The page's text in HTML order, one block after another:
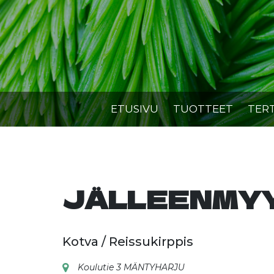
Skip
to
content
ETUSIVU TUOTTEET
Kotva / Reissukirppis
Koulutie 3 MÄNTYHARJU